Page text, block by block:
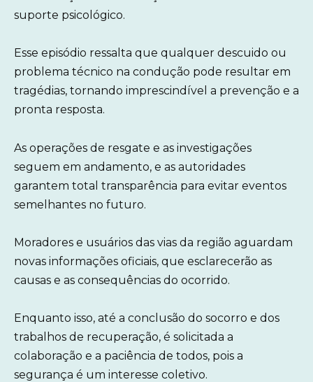
suporte psicológico.
Esse episódio ressalta que qualquer descuido ou
problema técnico na condução pode resultar em
tragédias, tornando imprescindível a prevenção e a
pronta resposta.
As operações de resgate e as investigações
seguem em andamento, e as autoridades
garantem total transparência para evitar eventos
semelhantes no futuro.
Moradores e usuários das vias da região aguardam
novas informações oficiais, que esclarecerão as
causas e as consequências do ocorrido.
Enquanto isso, até a conclusão do socorro e dos
trabalhos de recuperação, é solicitada a
colaboração e a paciência de todos, pois a
segurança é um interesse coletivo.